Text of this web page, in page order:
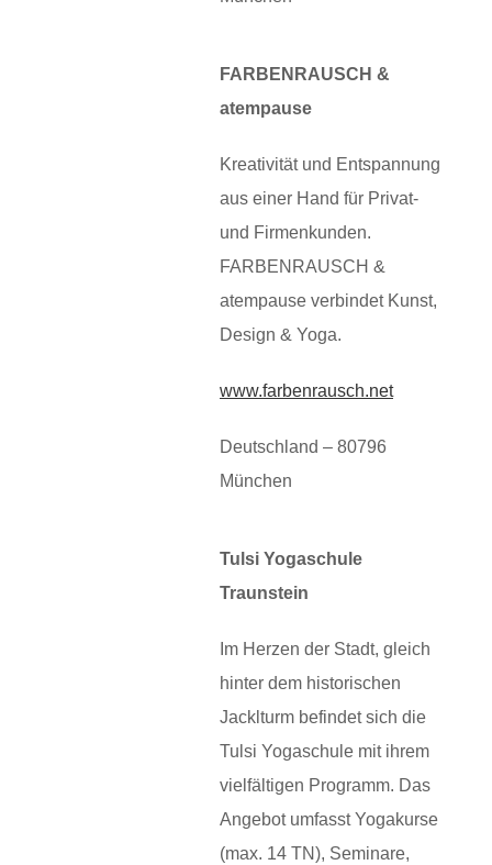
FARBENRAUSCH &
atempause
Kreativität und Entspannung
aus einer Hand für Privat-
und Firmenkunden.
FARBENRAUSCH &
atempause verbindet Kunst,
Design & Yoga.
www.farbenrausch.net
Deutschland – 80796
München
Tulsi Yogaschule
Traunstein
Im Herzen der Stadt, gleich
hinter dem historischen
Jacklturm befindet sich die
Tulsi Yogaschule mit ihrem
vielfältigen Programm. Das
Angebot umfasst Yogakurse
(max. 14 TN), Seminare,